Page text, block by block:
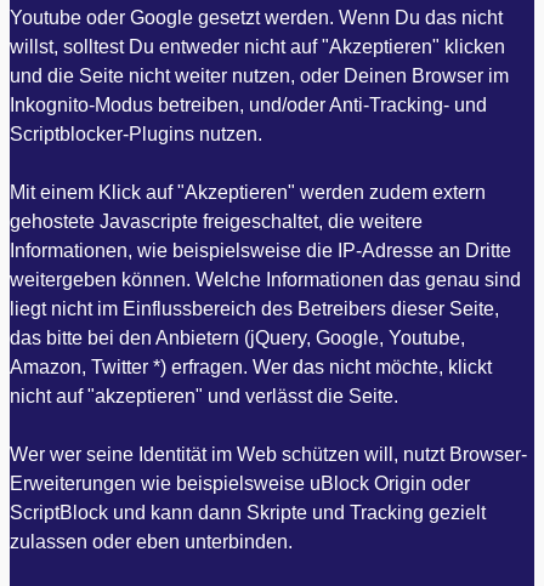
Youtube oder Google gesetzt werden. Wenn Du das nicht
willst, solltest Du entweder nicht auf "Akzeptieren" klicken
und die Seite nicht weiter nutzen, oder Deinen Browser im
Inkognito-Modus betreiben, und/oder Anti-Tracking- und
Scriptblocker-Plugins nutzen.
Mit einem Klick auf "Akzeptieren" werden zudem extern
gehostete Javascripte freigeschaltet, die weitere
Informationen, wie beispielsweise die IP-Adresse an Dritte
weitergeben können. Welche Informationen das genau sind
liegt nicht im Einflussbereich des Betreibers dieser Seite,
das bitte bei den Anbietern (jQuery, Google, Youtube,
Amazon, Twitter *) erfragen. Wer das nicht möchte, klickt
nicht auf "akzeptieren" und verlässt die Seite.
Wer wer seine Identität im Web schützen will, nutzt Browser-
Erweiterungen wie beispielsweise uBlock Origin oder
ScriptBlock und kann dann Skripte und Tracking gezielt
zulassen oder eben unterbinden.